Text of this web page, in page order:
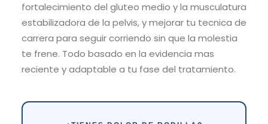
fortalecimiento del gluteo medio y la musculatura
estabilizadora de la pelvis, y mejorar tu tecnica de
carrera para seguir corriendo sin que la molestia
te frene. Todo basado en la evidencia mas
reciente y adaptable a tu fase del tratamiento.